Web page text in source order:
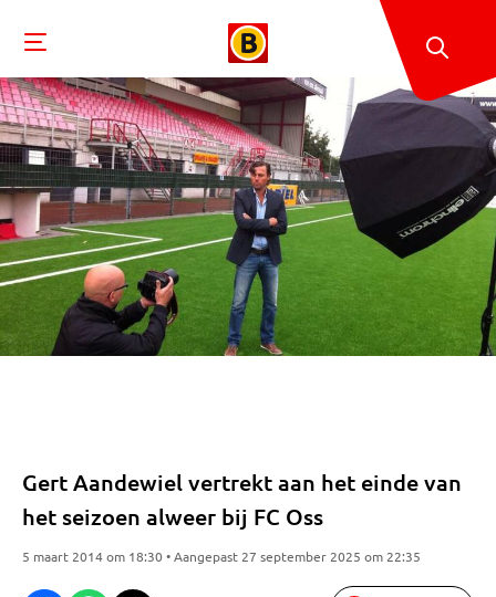
Gert Aandewiel vertrekt aan het einde van
het seizoen alweer bij FC Oss
5 maart 2014 om 18:30 • Aangepast 27 september 2025 om 22:35